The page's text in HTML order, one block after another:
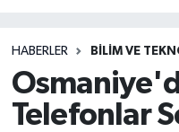
HABERLER BILIM VE
Telefonlar
SPOR
RESMİ İLANLAR
Son Dakika
Haber Arşivi